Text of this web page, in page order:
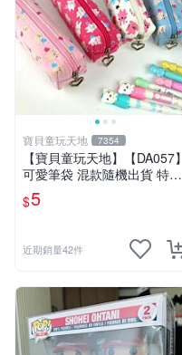
寶貝童玩天地 7354
【寶貝童玩天地】【DA057】
可愛筆袋 混款隨機出貨 特價*
LT01
$5
近期銷量42件